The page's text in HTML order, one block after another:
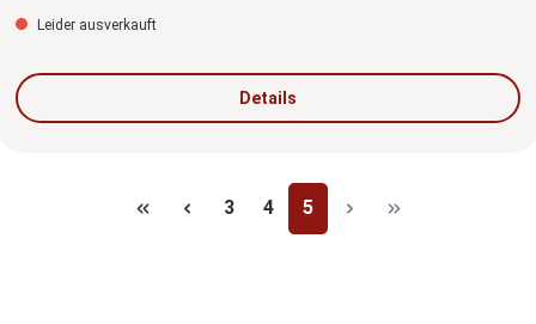
Leider ausverkauft
Details
Seite
3 Seite
4 Seite
5